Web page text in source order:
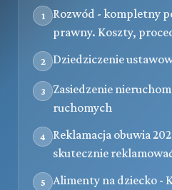
1
Rozwód - kompletny
prawny. Koszty,
2 Dziedziczenie
3
Zasiedzenie
ruchomych
4
Reklamacja obuwia
skutecznie
5
Alimenty na dziecko -